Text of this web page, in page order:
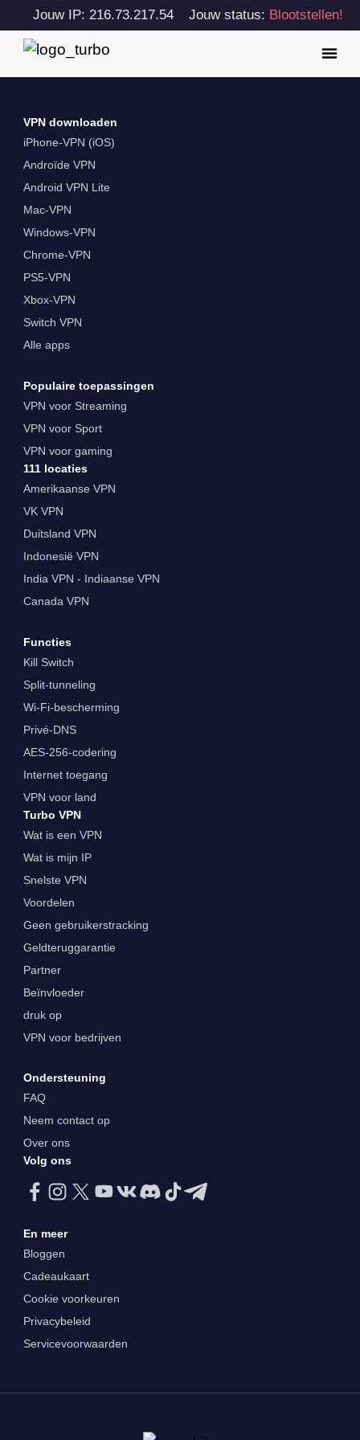
Jouw IP: 216.73.217.54 Jouw status: Blootstellen!
VPN downloaden
iPhone-VPN (iOS)
Androïde VPN
Android VPN Lite
Mac-VPN
Windows-VPN
Chrome-VPN
PS5-VPN
Xbox-VPN
Switch VPN
Alle apps
Populaire toepassingen
VPN voor Streaming
VPN voor Sport
VPN voor gaming
111 locaties
Amerikaanse VPN
VK VPN
Duitsland VPN
Indonesië VPN
India VPN - Indiaanse VPN
Canada VPN
Functies
Kill Switch
Split-tunneling
Wi-Fi-bescherming
Privé-DNS
AES-256-codering
Internet toegang
VPN voor land
Turbo VPN
Wat is een VPN
Wat is mijn IP
Snelste VPN
Voordelen
Geen gebruikerstracking
Geldteruggarantie
Partner
Beïnvloeder
druk op
VPN voor bedrijven
Ondersteuning
FAQ
Neem contact op
Over ons
Volg ons
En meer
Bloggen
Cadeaukaart
Cookie voorkeuren
Privacybeleid
Servicevoorwaarden